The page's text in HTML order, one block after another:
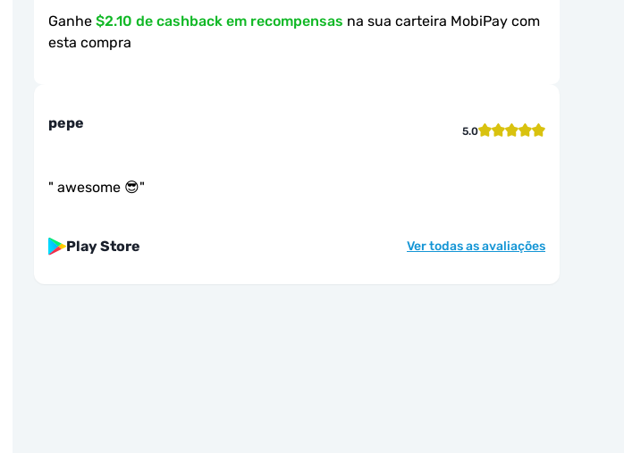
Ganhe $2.10 de cashback em recompensas na sua carteira MobiPay com
esta compra
pepe 5.0
" awesome 😎"
Play Store Ver todas as avaliações